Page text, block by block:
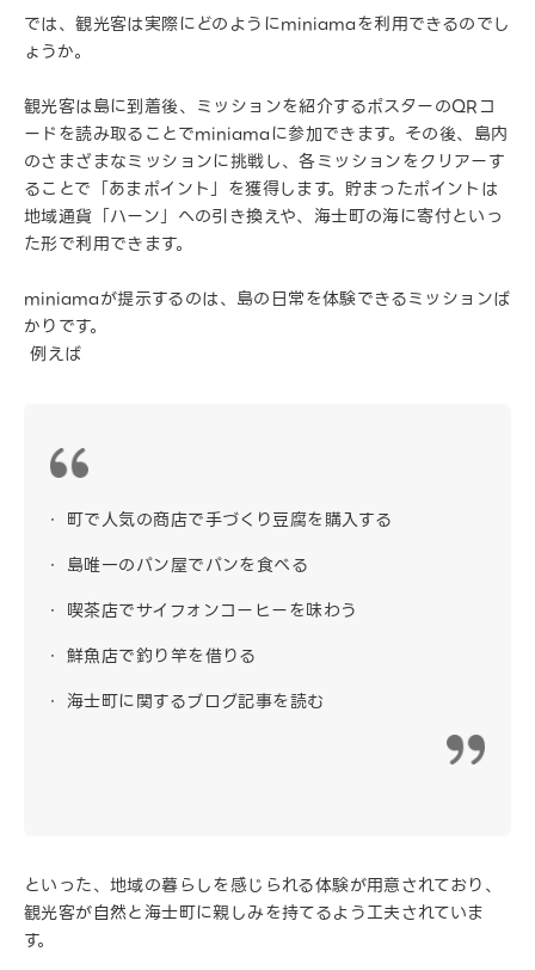
では、観光客は実際にどのようにminiamaを利用できるのでし
ょうか。
観光客は島に到着後、ミッションを紹介するポスターのQRコ
ードを読み取ることでminiamaに参加できます。その後、島内
のさまざまなミッションに挑戦し、各ミッションをクリアーす
ることで「あまポイント」を獲得します。貯まったポイントは
地域通貨「ハーン」への引き換えや、海士町の海に寄付といっ
た形で利用できます。
miniamaが提示するのは、島の日常を体験できるミッションば
かりです。
例えば
町で人気の商店で手づくり豆腐を購入する
島唯一のパン屋でパンを食べる
喫茶店でサイフォンコーヒーを味わう
鮮魚店で釣り竿を借りる
海士町に関するブログ記事を読む
といった、地域の暮らしを感じられる体験が用意されており、
観光客が自然と海士町に親しみを持てるよう工夫されていま
す。